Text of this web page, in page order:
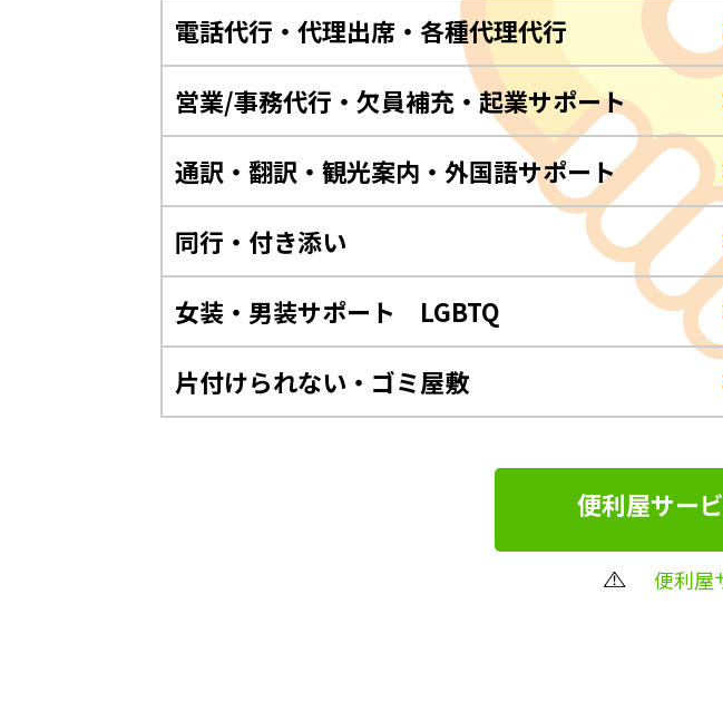
電話代行・代理出席・各種代理代行
営業/事務代行・欠員補充・起業サポート
通訳・翻訳・観光案内・外国語サポート
同行・付き添い
女装・男装サポート LGBTQ
片付けられない・ゴミ屋敷
便利屋サー
便利屋